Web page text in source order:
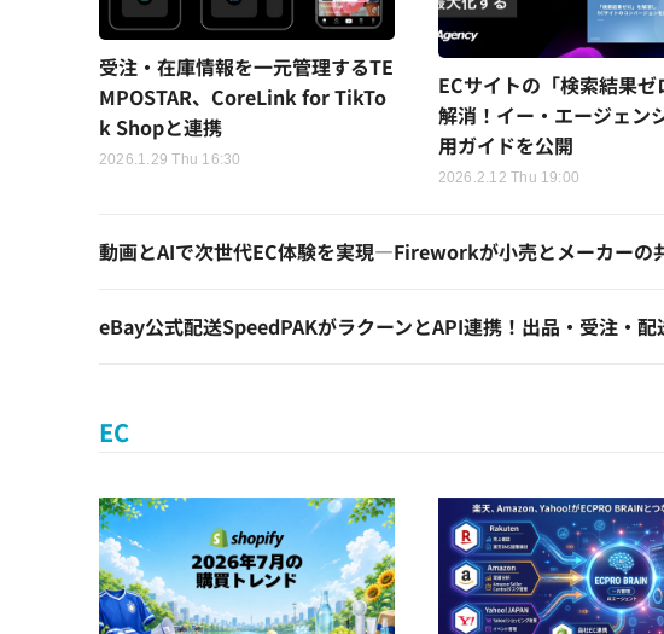
受注・在庫情報を一元管理するTE
MPOSTAR、CoreLink for TikTo
k Shopと連携
2026.1.29 Thu 16:30
ECサイトの「検索結果ゼ
解消！イー・エージェン
用ガイドを公開
2026.2.12 Thu 19:00
動画とAIで次世代EC体験を実現―Fireworkが小売とメーカーの
eBay公式配送SpeedPAKがラクーンとAPI連携！出品・受注・配
EC